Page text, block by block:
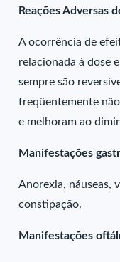
Reações Adversas
A ocorrência de
relacionada à dose
sempre são
freqüentemente
e melhoram ao
Manifestações
Anorexia, náuseas,
constipação.
Manifestações